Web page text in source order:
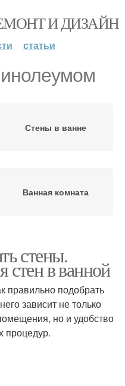
И ДИЗАЙН
статьи
Стены в ванне
Ванная комната
стены.
стен в ванной
правильно подобрать
зависит не только
но и удобство
процедур.